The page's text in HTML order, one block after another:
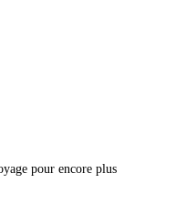
pour encore plus